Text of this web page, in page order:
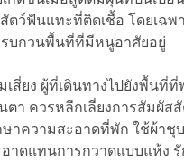
ตว์ฟันแทะที่ติดเชื้อ โดยเฉพ
บกวนพื้นที่ที่มีหนูอาศัยอยู่
เสี่ยง ผู้ที่เดินทางไปยังพื้นที่
ตา ควรหลีกเลี่ยงการสัมผั
ษาความสะอาดที่พัก ใช้ผ้าชุ
าดแทนการกวาดแบบแห้ง